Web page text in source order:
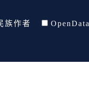
族作者 OpenData